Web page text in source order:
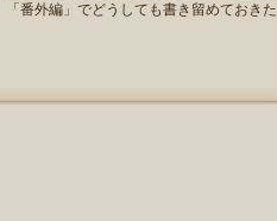
番外編」でどうしても書き留めておきた